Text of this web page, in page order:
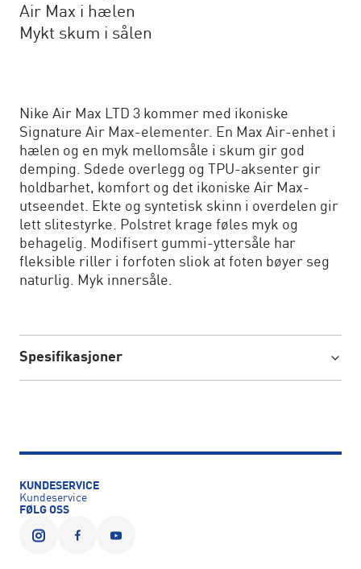
Air Max i hælen
Mykt skum i sålen
Nike Air Max LTD 3 kommer med ikoniske
Signature Air Max-elementer. En Max Air-enhet i
hælen og en myk mellomsåle i skum gir god
demping. Sdede overlegg og TPU-aksenter gir
holdbarhet, komfort og det ikoniske Air Max-
utseendet. Ekte og syntetisk skinn i overdelen gir
lett slitestyrke. Polstret krage føles myk og
behagelig. Modifisert gummi-yttersåle har
fleksible riller i forfoten sliok at foten bøyer seg
naturlig. Myk innersåle.
Spesifikasjoner
KUNDESERVICE
Kundeservice
FØLG OSS